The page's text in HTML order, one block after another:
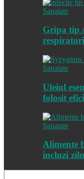
Sanatate
Gripa tip
Sanatate
Uleiul
folosit
Sanatate
Alimente
incluzi